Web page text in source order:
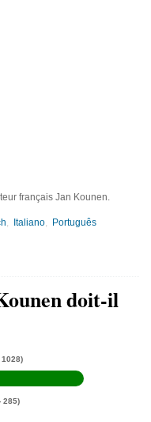
français Jan Kounen.
Italiano Português
doit-il
1028)
285)